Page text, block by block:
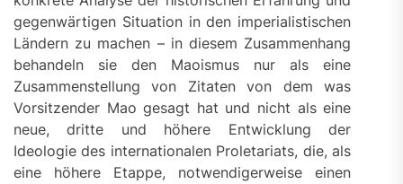
gegenwärtigen Situation in den imperialistischen
Ländern zu machen – in diesem Zusammenhang
behandeln sie den Maoismus nur als eine
Zusammenstellung von Zitaten von dem was
Vorsitzender Mao gesagt hat und nicht als eine
neue, dritte und höhere Entwicklung der
Ideologie des internationalen Proletariats, die, als
eine höhere Etappe, notwendigerweise einen